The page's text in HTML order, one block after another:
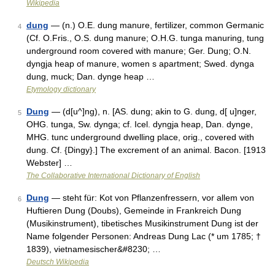
Wikipedia
4 dung — (n.) O.E. dung manure, fertilizer, common Germanic
(Cf. O.Fris., O.S. dung manure; O.H.G. tunga manuring, tung
underground room covered with manure; Ger. Dung; O.N.
dyngja heap of manure, women s apartment; Swed. dynga
dung, muck; Dan. dynge heap …
Etymology dictionary
5 Dung — (d[u^]ng), n. [AS. dung; akin to G. dung, d[ u]nger,
OHG. tunga, Sw. dynga; cf. Icel. dyngja heap, Dan. dynge,
MHG. tunc underground dwelling place, orig., covered with
dung. Cf. {Dingy}.] The excrement of an animal. Bacon. [1913
Webster] …
The Collaborative International Dictionary of English
6 Dung — steht für: Kot von Pflanzenfressern, vor allem von
Huftieren Dung (Doubs), Gemeinde in Frankreich Dung
(Musikinstrument), tibetisches Musikinstrument Dung ist der
Name folgender Personen: Andreas Dung Lac (* um 1785; †
1839), vietnamesischer&#8230; …
Deutsch Wikipedia